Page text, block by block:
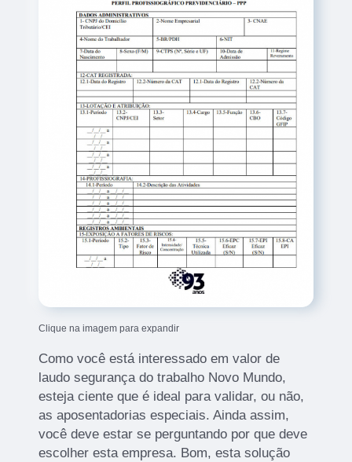
Clique na imagem para expandir
Como você está interessado em valor de
laudo segurança do trabalho Novo Mundo,
esteja ciente que é ideal para validar, ou não,
as aposentadorias especiais. Ainda assim,
você deve estar se perguntando por que deve
escolher esta empresa. Bom, esta solução